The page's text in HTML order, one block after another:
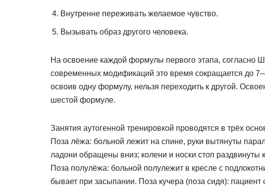
Внутренне переживать желаемое чувство.
Вызывать образ другого человека.
На освоение каждой формулы первого этапа, согласно
современных модификаций это время сокращается до
освоив одну формулу, нельзя переходить к другой.
шестой формуле.
Занятия аутогенной тренировкой проводятся в трёх
Поза лёжа: больной лежит на спине, руки вытянуты
ладони обращены вниз; колени и носки стоп
Поза полулёжа: больной полулежит в кресле с
бывает при засыпании. Поза кучера (поза сидя): пациент